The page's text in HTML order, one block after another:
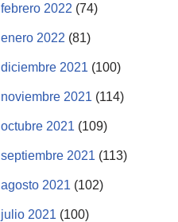
febrero 2022 (74)
enero 2022 (81)
diciembre 2021 (100)
noviembre 2021 (114)
octubre 2021 (109)
septiembre 2021 (113)
agosto 2021 (102)
julio 2021 (100)